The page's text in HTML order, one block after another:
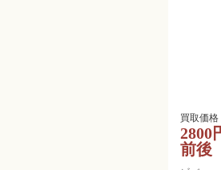
2800
前後